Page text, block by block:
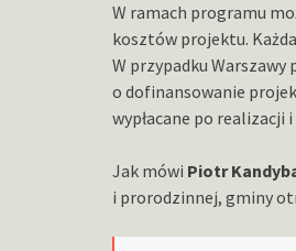
W ramach programu
kosztów projektu.
W przypadku Warszawy
o dofinansowanie
wypłacane po realizacji
Jak mówi Piotr
i prorodzinnej, gminy